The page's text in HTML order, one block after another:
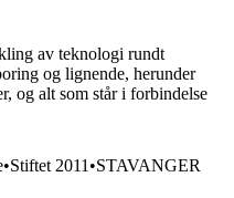
av teknologi rundt
og lignende, herunder
og alt som står i forbindelse
•Stiftet 2011 •STAVANGER